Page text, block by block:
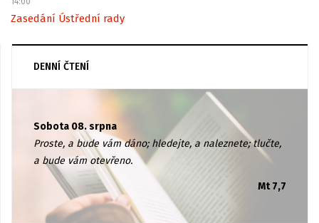
Zasedání Ústřední rady
DENNÍ ČTENÍ
Sobota 08. srpna
Proste, a bude vám dáno; hledejte, a naleznete; tlučte,
a bude vám otevřeno.
Mt 7,7